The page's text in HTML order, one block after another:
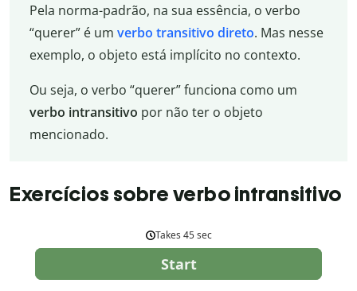
Pela norma-padrão, na sua essência, o verbo
“querer” é um verbo transitivo direto. Mas nesse
exemplo, o objeto está implícito no contexto.
Ou seja, o verbo “querer” funciona como um
verbo intransitivo por não ter o objeto
mencionado.
Exercícios sobre verbo intransitivo